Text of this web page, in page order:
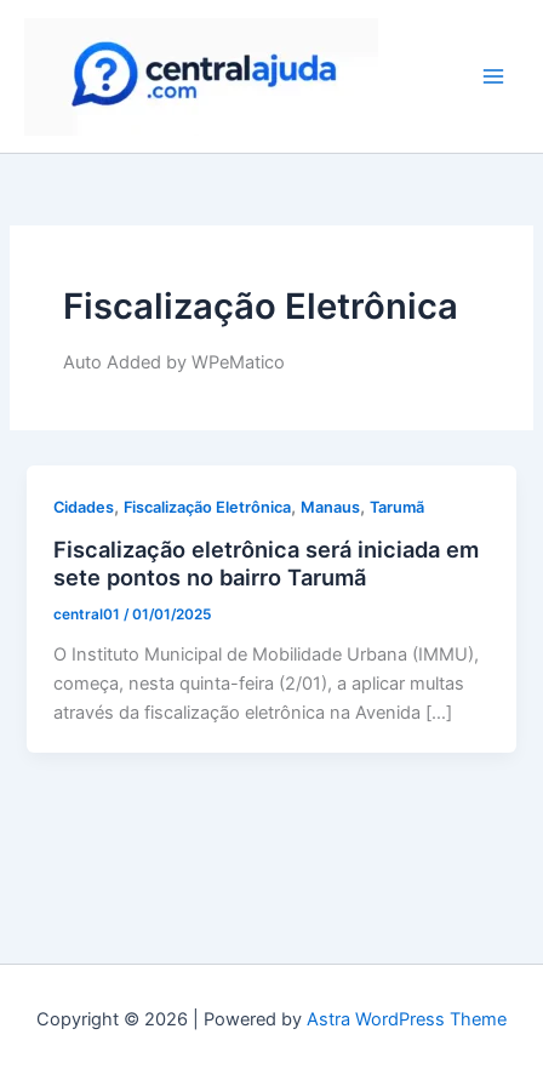
Fiscalização Eletrônica
Auto Added by WPeMatico
Cidades, Fiscalização Eletrônica, Manaus,Tarumã
Fiscalização eletrônica será iniciada em
sete pontos no bairro Tarumã
central01 /01/01/2025
O Instituto Municipal de Mobilidade Urbana (IMMU),
começa, nesta quinta-feira (2/01), a aplicar multas
através da fiscalização eletrônica na Avenida […]
Copyright © 2026 | Powered by Astra WordPress Theme